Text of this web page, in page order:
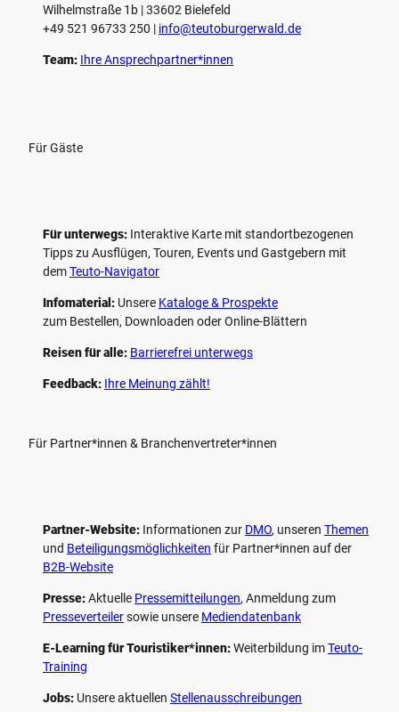
Wilhelmstraße 1b | ­33602 Bielefeld
+49 521 96733 250 | ­info@teutoburgerwald.de
Team: Ihre Ansprechpartner*innen
Für Gäste
Für unterwegs: Interaktive Karte mit standort­bezogenen
Tipps zu Ausflügen, Touren, Events und Gastgebern mit
demTeuto-Navigator
Infomaterial: Unsere Kataloge & Prospekte
zum Bestellen, Downloaden oder Online-Blättern
Reisen für alle: Barrierefrei unterwegs
Feedback: Ihre Meinung zählt!
Für Partner*innen & Branchenvertreter*innen
Partner-Website: Informationen zur DMO, unseren ­ Themen
und Beteiligungs­möglichkeiten für Partner*innen auf der
B2B-Website
Presse:Aktuelle Pressemitteilungen, Anmeldung zum
Presseverteilersowie unsere Mediendatenbank
E-Learning für Touristiker*innen:Weiterbildung imTeuto-
Training
Jobs: Unsere aktuellen Stellenausschreibungen